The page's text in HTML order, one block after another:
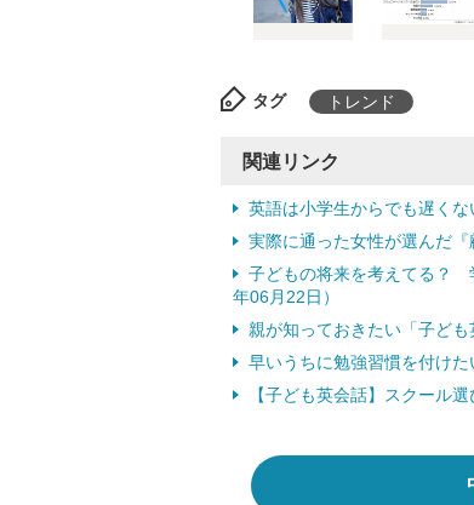
タグ トレンド
関連リンク
英語は小学生からでも遅く
実際に通った女性が選んだ『
子どもの将来を考えてる？
年06月22日）
親が知っておきたい「子ど
早いうちに勉強習慣を付け
【子ども英会話】スクール